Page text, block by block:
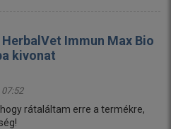
HerbalVet Immun Max Bio
kivonat
07:52
rátaláltam erre a termékre,